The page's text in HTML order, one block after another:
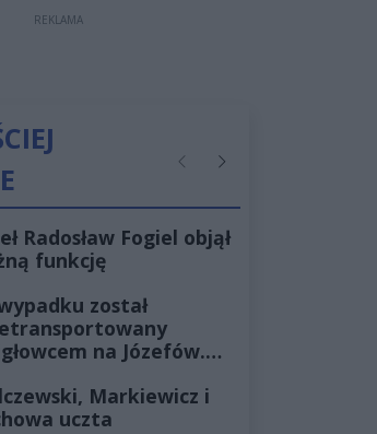
REKLAMA
PoprzednieNastępne
Radosław Fogiel objął
funkcję
został
na Józefów.
Markiewicz i
uczta